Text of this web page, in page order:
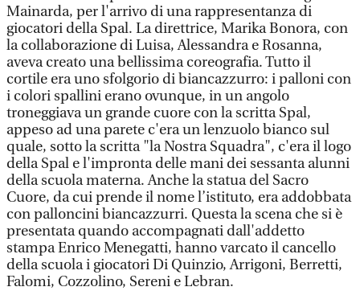
Mainarda, per l'arrivo di una rappresentanza di
giocatori della Spal. La direttrice, Marika Bonora, con
la collaborazione di Luisa, Alessandra e Rosanna,
aveva creato una bellissima coreografia. Tutto il
cortile era uno sfolgorio di biancazzurro: i palloni con
i colori spallini erano ovunque, in un angolo
troneggiava un grande cuore con la scritta Spal,
appeso ad una parete c'era un lenzuolo bianco sul
quale, sotto la scritta "la Nostra Squadra", c'era il logo
della Spal e l'impronta delle mani dei sessanta alunni
della scuola materna. Anche la statua del Sacro
Cuore, da cui prende il nome l’istituto, era addobbata
con palloncini biancazzurri. Questa la scena che si è
presentata quando accompagnati dall'addetto
stampa Enrico Menegatti, hanno varcato il cancello
della scuola i giocatori Di Quinzio, Arrigoni, Berretti,
Falomi, Cozzolino, Sereni e Lebran.